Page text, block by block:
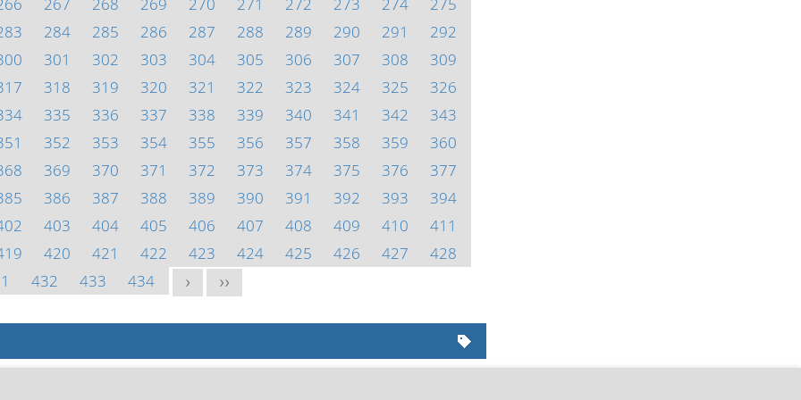
284 285 286 287 288 289 290 291
292
301 302 303 304 305 306 307 308
309
318 319 320 321 322 323 324 325
326
335 336 337 338 339 340 341 342
343
352 353 354 355 356 357 358 359
360
369 370 371 372 373 374 375 376
377
386 387 388 389 390 391 392 393
394
403 404 405 406 407 408 409 410
411
420 421 422 423 424 425 426 427
428
432 433 434 > >>